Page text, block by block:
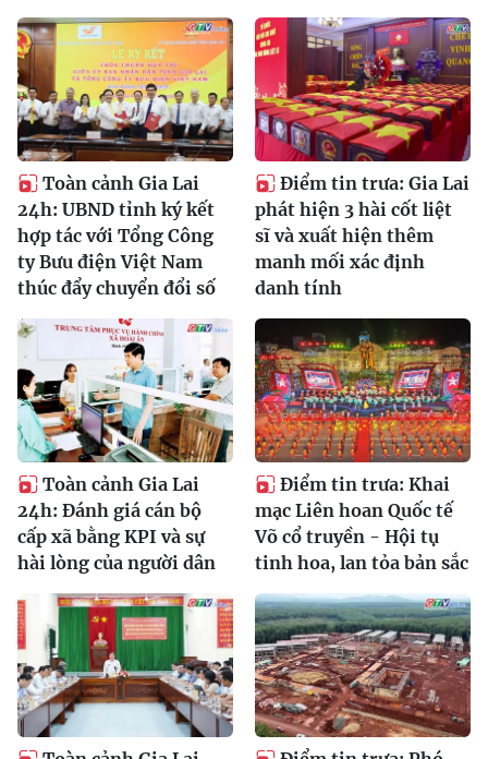
Toàn cảnh Gia Lai
24h: UBND tỉnh ký kết
hợp tác với Tổng Công
ty Bưu điện Việt Nam
thúc đẩy chuyển đổi số
Điểm tin trưa: Gia Lai
phát hiện 3 hài cốt liệt
sĩ và xuất hiện thêm
manh mối xác định
danh tính
Toàn cảnh Gia Lai
24h: Đánh giá cán bộ
cấp xã bằng KPI và sự
hài lòng của người dân
Điểm tin trưa: Khai
mạc Liên hoan Quốc tế
Võ cổ truyền - Hội tụ
tinh hoa, lan tỏa bản sắc